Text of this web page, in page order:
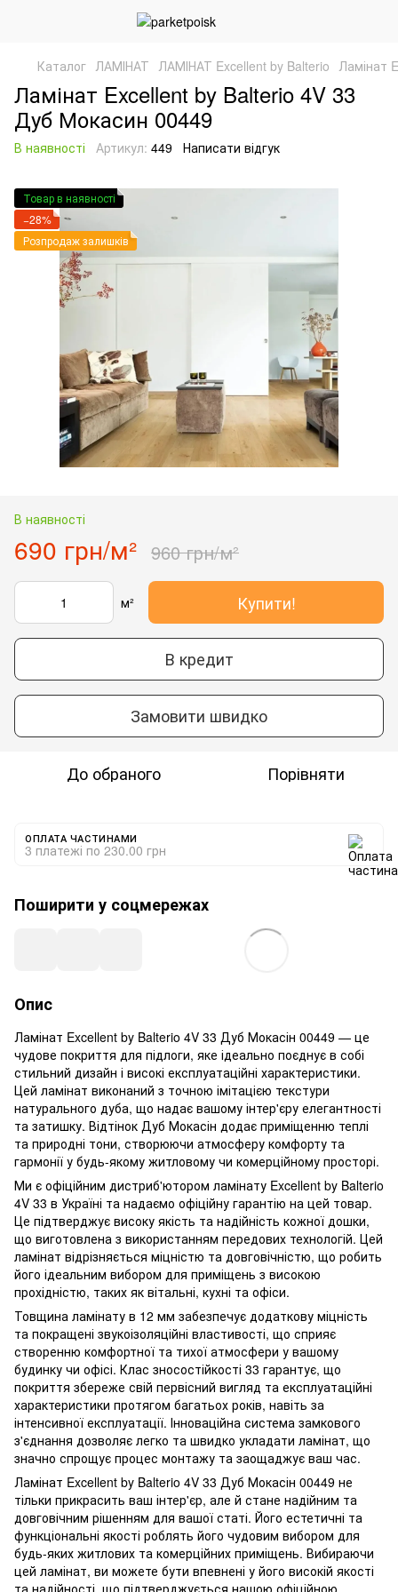
Каталог ЛАМІНАТ ЛАМІНАТ Excellent by Balterio Ламінат
Ламінат Excellent by Balterio 4V 33
Дуб Мокасин 00449
В наявності Артикул: 449 Написати відгук
Товар в наявності
−28%
Розпродаж залишків
В наявності
690 грн/м² 960 грн/м²
м² Купити!
В кредит
Замовити швидко
До обраного Порівняти
ОПЛАТА ЧАСТИНАМИ
3 платежі по 230.00 грн
Поширити у соцмережах
Опис
Ламінат Excellent by Balterio 4V 33 Дуб Мокасін 00449 — це
чудове покриття для підлоги, яке ідеально поєднує в собі
стильний дизайн і високі експлуатаційні характеристики.
Цей ламінат виконаний з точною імітацією текстури
натурального дуба, що надає вашому інтер'єру елегантності
та затишку. Відтінок Дуб Мокасін додає приміщенню теплі
та природні тони, створюючи атмосферу комфорту та
гармонії у будь-якому житловому чи комерційному просторі.
Ми є офіційним дистриб'ютором ламінату Excellent by Balterio
4V 33 в Україні та надаємо офіційну гарантію на цей товар.
Це підтверджує високу якість та надійність кожної дошки,
що виготовлена ​​з використанням передових технологій. Цей
ламінат відрізняється міцністю та довговічністю, що робить
його ідеальним вибором для приміщень з високою
прохідністю, таких як вітальні, кухні та офіси.
Товщина ламінату в 12 мм забезпечує додаткову міцність
та покращені звукоізоляційні властивості, що сприяє
створенню комфортної та тихої атмосфери у вашому
будинку чи офісі. Клас зносостійкості 33 гарантує, що
покриття збереже свій первісний вигляд та експлуатаційні
характеристики протягом багатьох років, навіть за
інтенсивної експлуатації. Інноваційна система замкового
з'єднання дозволяє легко та швидко укладати ламінат, що
значно спрощує процес монтажу та заощаджує ваш час.
Ламінат Excellent by Balterio 4V 33 Дуб Мокасін 00449 не
тільки прикрасить ваш інтер'єр, але й стане надійним та
довговічним рішенням для вашої статі. Його естетичні та
функціональні якості роблять його чудовим вибором для
будь-яких житлових та комерційних приміщень. Вибираючи
цей ламінат, ви можете бути впевнені у його високій якості
та надійності, що підтверджується нашою офіційною